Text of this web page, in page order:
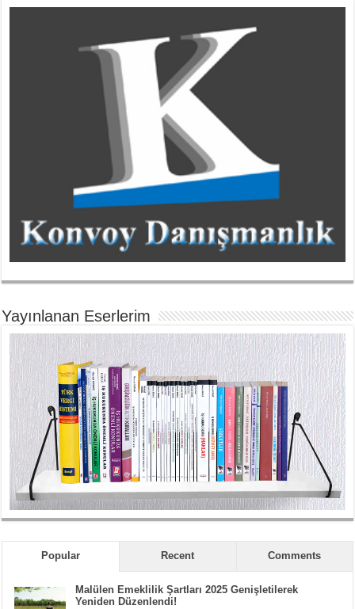
Yayınlanan Eserlerim
Popular Recent Comments
Malülen Emeklilik Şartları 2025 Genişletilerek
Yeniden Düzenlendi!